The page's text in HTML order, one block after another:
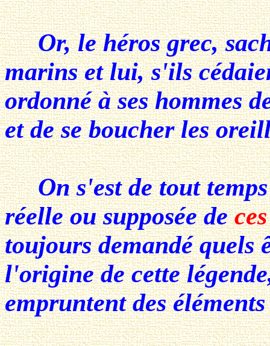
Or, le héros grec,
marins et lui, s'ils
ordonné à ses hommes
et de se boucher les
On s'est de tout temps
réelle ou supposée de
toujours demandé quels
l'origine de cette
empruntent des